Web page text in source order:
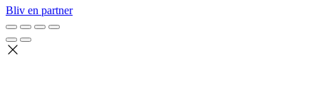
Bliv en partner